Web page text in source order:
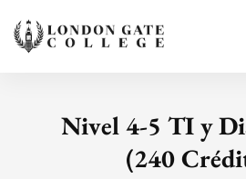
Nivel 4-5 TI y
(240